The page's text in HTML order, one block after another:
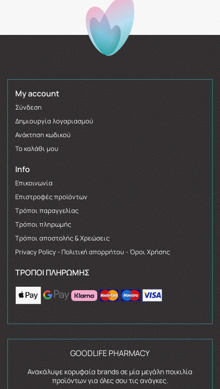
My account
Σύνδεση
Δημιουργία λογαριασμού
Ανάκτηση κωδικού
Το καλάθι μου
Info
Επικοινωνία
Επιστροφές προϊόντων
Τρόποι παραγγελίας
Τρόποι πληρωμής
Τρόποι αποστολής & Χρεώσεις
Privacy Policy - Πολιτική απορρήτου - Όροι Χρήσης
ΤΡΌΠΟΙ ΠΛΗΡΩΜΉΣ
GOODLIFE PHARMACY
Ανακάλυψε κορυφαία brands σε μία μεγάλη ποικιλία
προϊόντων για όλες σου τις ανάγκες.